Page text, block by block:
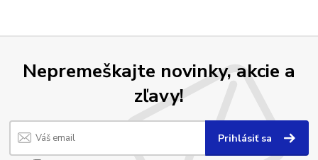
Nepremeškajte novinky, akcie a
zľavy!
Prihlásiť sa